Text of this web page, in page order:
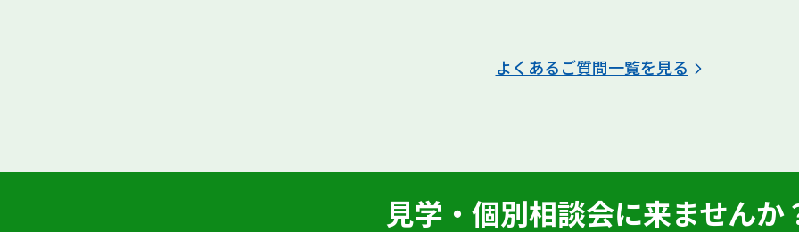
よくあるご質問一覧を見る
見学・個別相談会に来ませんか